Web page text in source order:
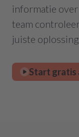
informatie over
team
juiste
Start gratis